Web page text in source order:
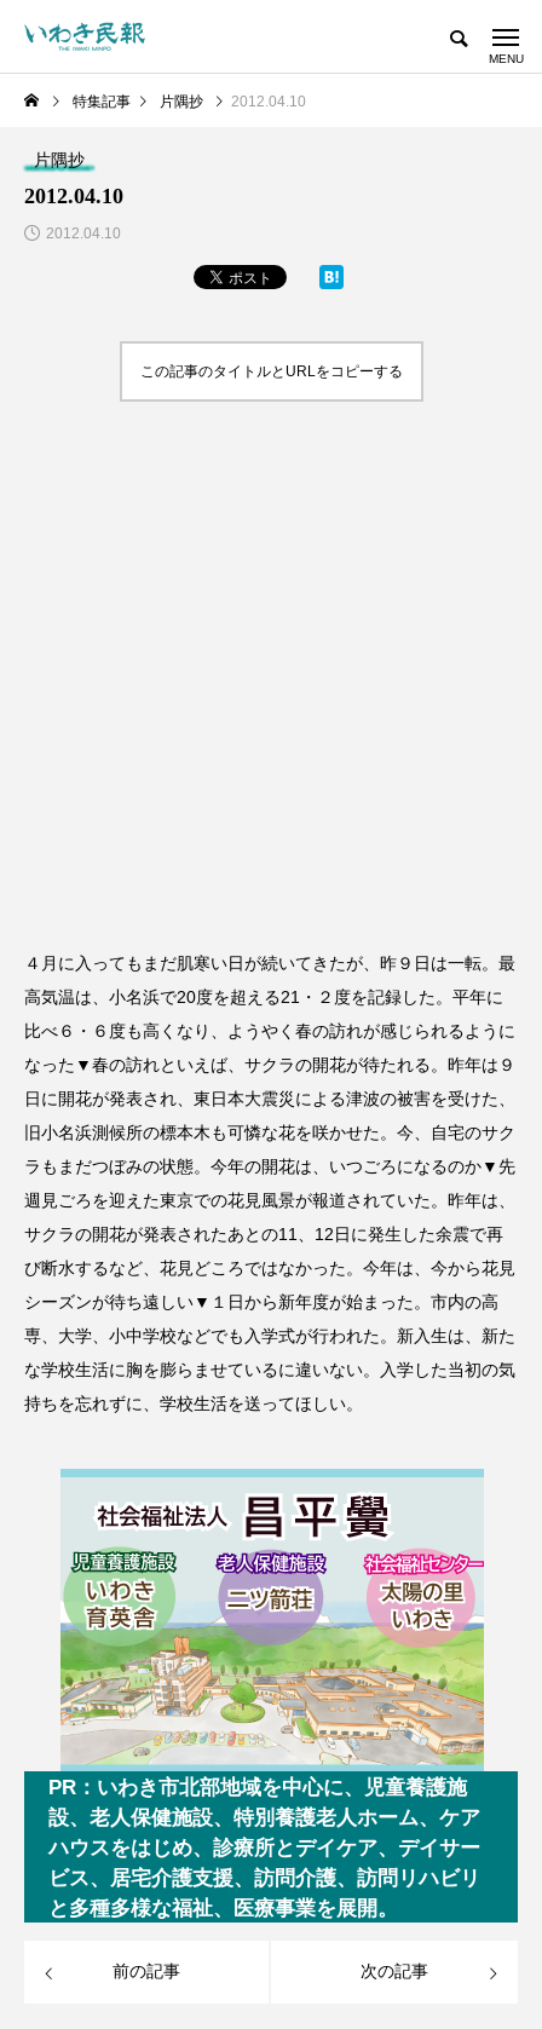
特集記事 片隅抄 2012.04.10
片隅抄
2012.04.10
2012.04.10
この記事のタイトルとURLをコピーする
４月に入ってもまだ肌寒い日が続いてきたが、昨９日は一転。最
高気温は、小名浜で20度を超える21・２度を記録した。平年に
比べ６・６度も高くなり、ようやく春の訪れが感じられるように
なった▼春の訪れといえば、サクラの開花が待たれる。昨年は９
日に開花が発表され、東日本大震災による津波の被害を受けた、
旧小名浜測候所の標本木も可憐な花を咲かせた。今、自宅のサク
ラもまだつぼみの状態。今年の開花は、いつごろになるのか▼先
週見ごろを迎えた東京での花見風景が報道されていた。昨年は、
サクラの開花が発表されたあとの11、12日に発生した余震で再
び断水するなど、花見どころではなかった。今年は、今から花見
シーズンが待ち遠しい▼１日から新年度が始まった。市内の高
専、大学、小中学校などでも入学式が行われた。新入生は、新た
な学校生活に胸を膨らませているに違いない。入学した当初の気
持ちを忘れずに、学校生活を送ってほしい。
PR：いわき市北部地域を中心に、児童養護施
設、老人保健施設、特別養護老人ホーム、ケア
ハウスをはじめ、診療所とデイケア、デイサー
ビス、居宅介護支援、訪問介護、訪問リハビリ
と多種多様な福祉、医療事業を展開。
前の記事 次の記事